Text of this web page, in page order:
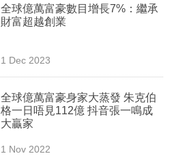
全球億萬富豪數目增長7%：繼承
財富超越創業
1 Dec 2023
全球億萬富豪身家大蒸發 朱克伯
格一日唔見112億 抖音張一鳴成
大贏家
1 Nov 2022